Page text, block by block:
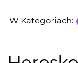
W Kategoriach: